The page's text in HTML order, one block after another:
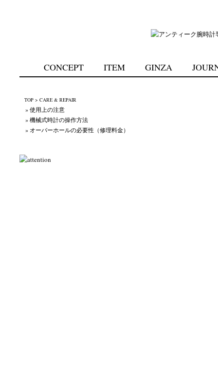
CONCEPT ITEM GINZA
TOP > CARE & REPAIR
» 使用上の注意
» 機械式時計の操作方法
» オーバーホールの必要性（修理料金）